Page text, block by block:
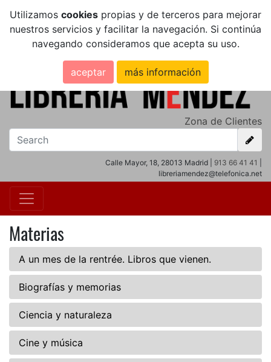
Utilizamos cookies propias y de terceros para mejorar
nuestros servicios y facilitar la navegación. Si continúa
navegando consideramos que acepta su uso.
aceptar más información
Zona de Clientes
Calle Mayor, 18, 28013 Madrid | 913 66 41 41
libreriamendez@telefonica.net
Materias
A un mes de la rentrée. Libros que vienen.
Biografías y memorias
Ciencia y naturaleza
Cine y música